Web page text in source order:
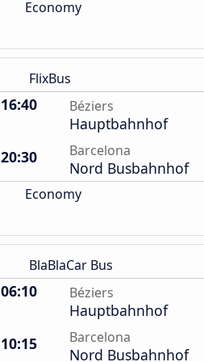
Economy
FlixBus
16:40 Béziers
Hauptbahnhof
20:30
Barcelona
Nord Busbahnhof
Economy
BlaBlaCar Bus
06:10 Béziers
Hauptbahnhof
10:15
Barcelona
Nord Busbahnhof